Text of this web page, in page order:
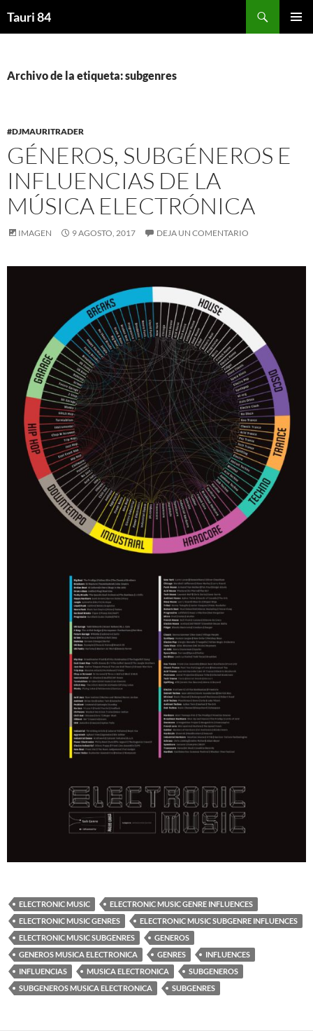
Tauri 84
Archivo de la etiqueta: subgenres
#DJMAURITRADER
GÉNEROS, SUBGÉNEROS E
INFLUENCIAS DE LA
MÚSICA ELECTRÓNICA
IMAGEN 9 AGOSTO, 2017 DEJA UN COMENTARIO
ELECTRONIC MUSIC
ELECTRONIC MUSIC GENRE INFLUENCES
ELECTRONIC MUSIC GENRES
ELECTRONIC MUSIC SUBGENRE INFLUENCES
ELECTRONIC MUSIC SUBGENRES
GENEROS
GENEROS MUSICA ELECTRONICA
GENRES
INFLUENCES
INFLUENCIAS
MUSICA ELECTRONICA
SUBGENEROS
SUBGENEROS MUSICA ELECTRONICA
SUBGENRES